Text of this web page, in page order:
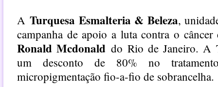
ATurquesa Esmalteria & Beleza,
campanha de apoio a luta contra o
Ronald Mcdonalddo Rio de Janeiro. A
um desconto de 80% no
micropigmentação fio-a-fio de sobrancelha.